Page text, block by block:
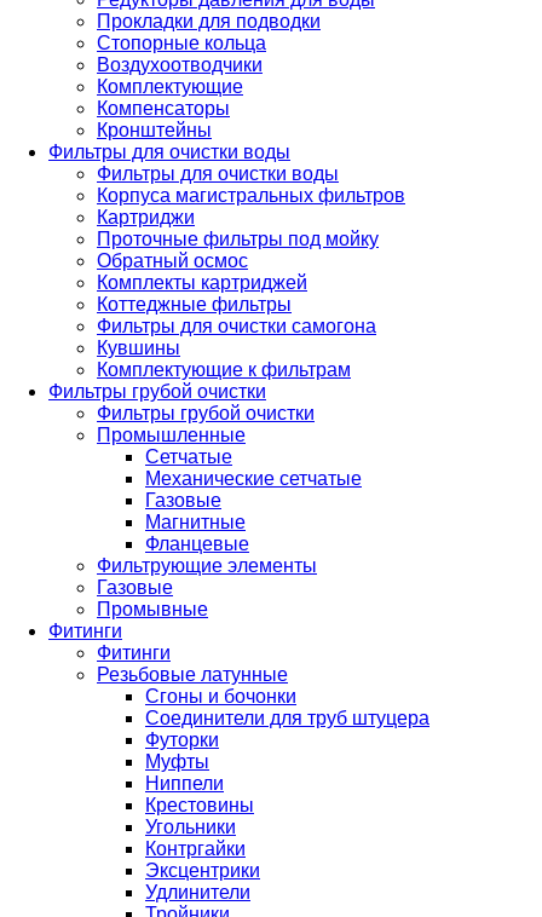
Прокладки для подводки
Стопорные кольца
Воздухоотводчики
Комплектующие
Компенсаторы
Кронштейны
Фильтры для очистки воды
Фильтры для очистки воды
Корпуса магистральных фильтров
Картриджи
Проточные фильтры под мойку
Обратный осмос
Комплекты картриджей
Коттеджные фильтры
Фильтры для очистки самогона
Кувшины
Комплектующие к фильтрам
Фильтры грубой очистки
Фильтры грубой очистки
Промышленные
Сетчатые
Механические сетчатые
Газовые
Магнитные
Фланцевые
Фильтрующие элементы
Газовые
Промывные
Фитинги
Фитинги
Резьбовые латунные
Сгоны и бочонки
Соединители для труб штуцера
Футорки
Муфты
Ниппели
Крестовины
Угольники
Контргайки
Эксцентрики
Удлинители